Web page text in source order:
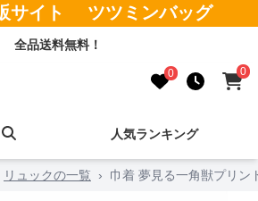
サイト ツツミンバッグ
全品送料無料！
0 0
人気ランキング
リュックの一覧 › 巾着 夢見る一角獣プリン